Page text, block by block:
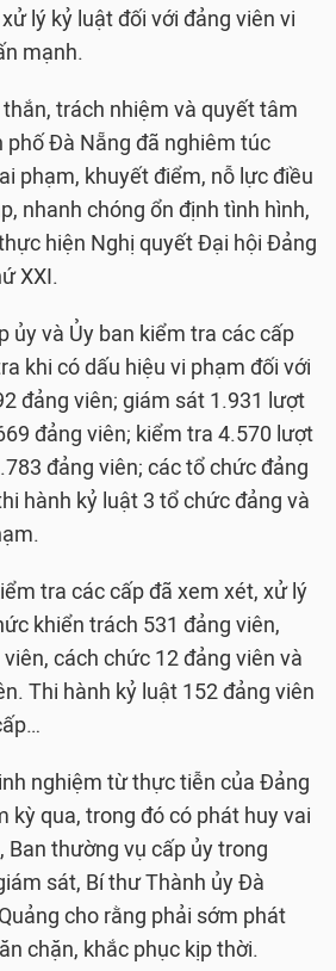
lý kỷ luật đối với đảng viên vi
mạnh.
trách nhiệm và quyết tâm
phố Đà Nẵng đã nghiêm túc
phạm, khuyết điểm, nỗ lực điều
nhanh chóng ổn định tình hình,
hiện Nghị quyết Đại hội Đảng
XXI.
ủy và Ủy ban kiểm tra các cấp
khi có dấu hiệu vi phạm đối với
đảng viên; giám sát 1.931 lượt
đảng viên; kiểm tra 4.570 lượt
đảng viên; các tổ chức đảng
hành kỷ luật 3 tổ chức đảng và
tra các cấp đã xem xét, xử lý
khiển trách 531 đảng viên,
cách chức 12 đảng viên và
Thi hành kỷ luật 152 đảng viên
nghiệm từ thực tiễn của Đảng
kỳ qua, trong đó có phát huy vai
Ban thường vụ cấp ủy trong
sát, Bí thư Thành ủy Đà
cho rằng phải sớm phát
chặn, khắc phục kịp thời.